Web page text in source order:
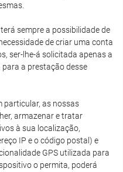
sempre a possibilidade de
de criar uma conta
ser-lhe-á solicitada apenas a
a prestação desse
particular, as nossas
armazenar e tratar
à sua localização,
IP e o código postal) e
GPS utilizada para
o permita, poderá